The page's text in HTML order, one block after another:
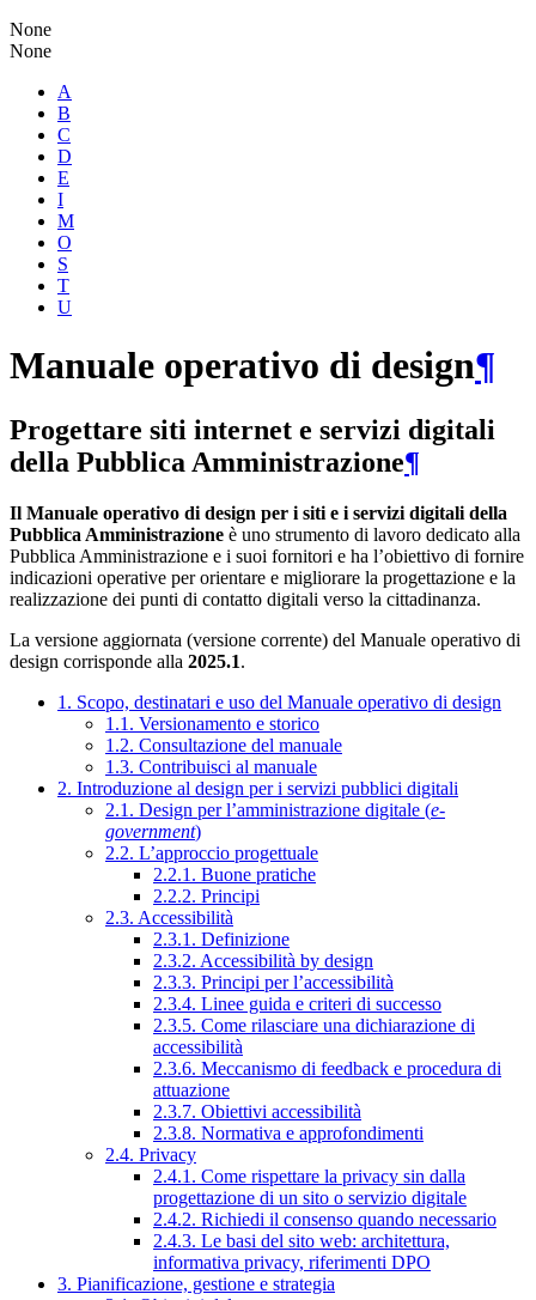
None
None
A
B
C
D
E
I
M
O
S
T
U
Manuale operativo di design¶
Progettare siti internet e servizi digitali
della Pubblica Amministrazione¶
Il Manuale operativo di design per i siti e i servizi digitali della
Pubblica Amministrazione è uno strumento di lavoro dedicato alla
Pubblica Amministrazione e i suoi fornitori e ha l’obiettivo di fornire
indicazioni operative per orientare e migliorare la progettazione e la
realizzazione dei punti di contatto digitali verso la cittadinanza.
La versione aggiornata (versione corrente) del Manuale operativo di
design corrisponde alla 2025.1.
1. Scopo, destinatari e uso del Manuale operativo di design
1.1. Versionamento e storico
1.2. Consultazione del manuale
1.3. Contribuisci al manuale
2. Introduzione al design per i servizi pubblici digitali
2.1. Design per l’amministrazione digitale (e-
government)
2.2. L’approccio progettuale
2.2.1. Buone pratiche
2.2.2. Principi
2.3. Accessibilità
2.3.1. Definizione
2.3.2. Accessibilità by design
2.3.3. Principi per l’accessibilità
2.3.4. Linee guida e criteri di successo
2.3.5. Come rilasciare una dichiarazione di
accessibilità
2.3.6. Meccanismo di feedback e procedura di
attuazione
2.3.7. Obiettivi accessibilità
2.3.8. Normativa e approfondimenti
2.4. Privacy
2.4.1. Come rispettare la privacy sin dalla
progettazione di un sito o servizio digitale
2.4.2. Richiedi il consenso quando necessario
2.4.3. Le basi del sito web: architettura,
informativa privacy, riferimenti DPO
3. Pianificazione, gestione e strategia